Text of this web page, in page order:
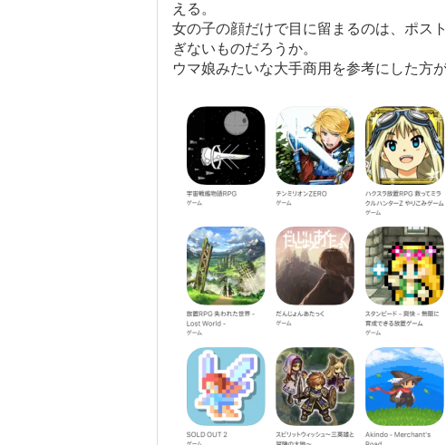
える。
女の子の顔だけで目に留まるのは、ポス
ぎないものだろうか。
ウマ娘みたいな大手商用を参考にした方